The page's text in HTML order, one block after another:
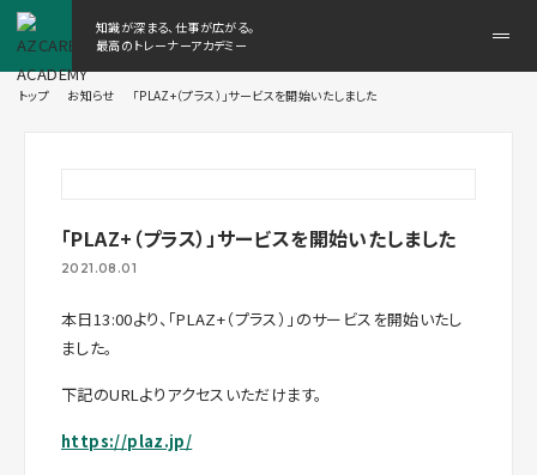
知識が深まる、仕事が広がる。
最高のトレーナーアカデミー
ニ
トップ お知らせ 「PLAZ+（プラス）」サービスを開始いたしました
「PLAZ+（プラス）」サービスを開始いたしました
2021.08.01
本日13:00より、「PLAZ+（プラス）」のサービスを開始いたし
ました。
下記のURLよりアクセスいただけます。
https://plaz.jp/